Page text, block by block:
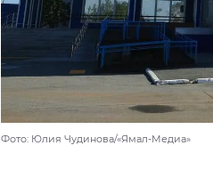
Фото: Юлия Чудинова/«Ямал-Медиа»